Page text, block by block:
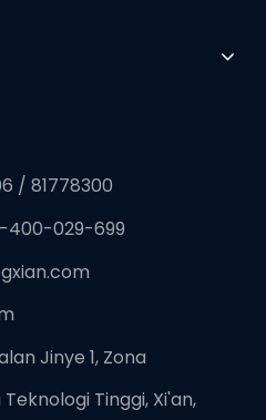
/ 81778300
400-029-699
Jinye 1, Zona
Tinggi, Xi'an,